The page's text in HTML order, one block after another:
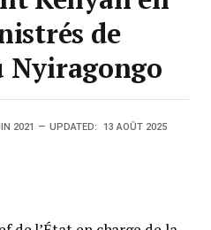
de
Nyiragongo
2021 UPDATED: 13 AOÛT 2025